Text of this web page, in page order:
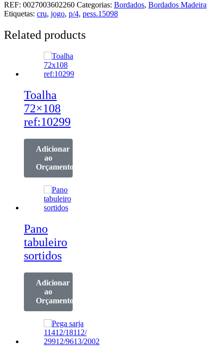
REF: 0027003602260 Categorias: Bordados, Bordados Madeira
Etiquetas: cru, jogo, p/4, pess.15098
Related products
Toalha
72×108
ref:10299
Adicionar
ao
Orçamento
Pano
tabuleiro
sortidos
Adicionar
ao
Orçamento